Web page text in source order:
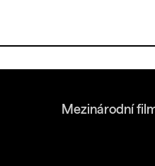
Mezinárodní